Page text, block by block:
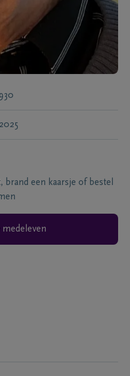
een kaarsje of bestel
medeleven